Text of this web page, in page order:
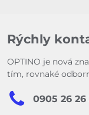
Rýchly
OPTINO je nová
tím, rovnaké
0905 26 26